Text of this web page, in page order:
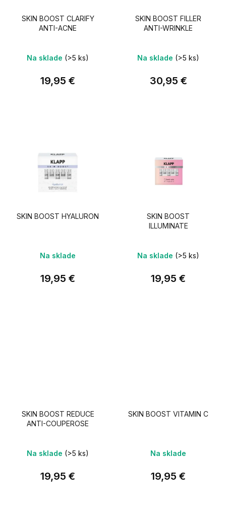
SKIN BOOST CLARIFY
ANTI-ACNE
Na sklade (>5 ks)
19,95 €
SKIN BOOST FILLER
ANTI-WRINKLE
Na sklade (>5 ks)
30,95 €
SKIN BOOST HYALURON
Na sklade
19,95 €
SKIN BOOST
ILLUMINATE
Na sklade (>5 ks)
19,95 €
SKIN BOOST REDUCE
ANTI-COUPEROSE
Na sklade (>5 ks)
19,95 €
SKIN BOOST VITAMIN C
Na sklade
19,95 €